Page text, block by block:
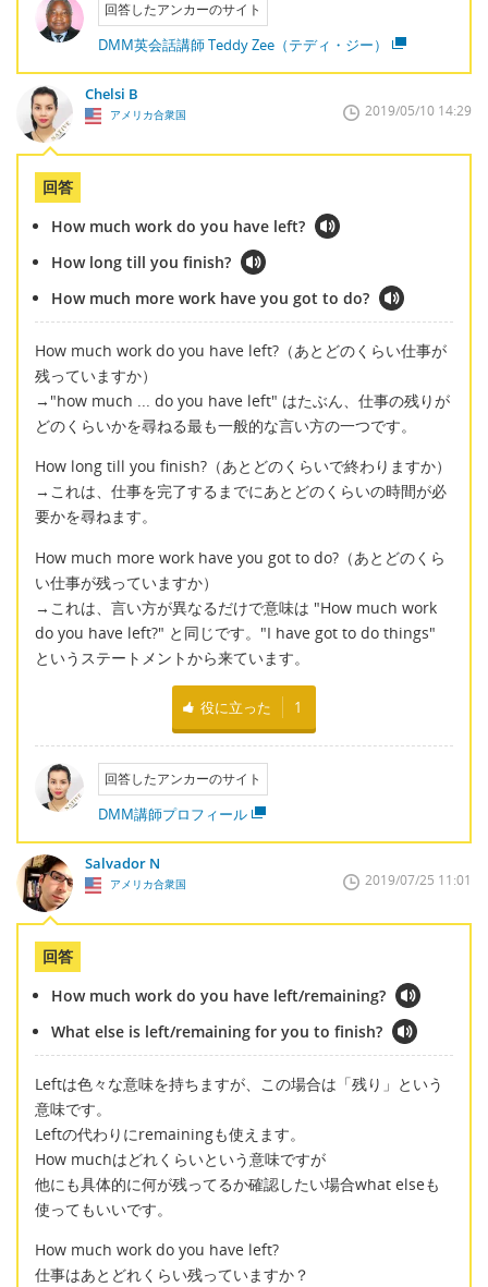
回答したアンカーのサイト
DMM英会話講師 Teddy Zee（テディ・ジー）
Chelsi B
アメリカ合衆国 2019/05/10 14:29
回答
How much work do you have left?
How long till you finish?
How much more work have you got to do?
How much work do you have left?（あとどのくらい仕事が
残っていますか）
→"how much ... do you have left" はたぶん、仕事の残りが
どのくらいかを尋ねる最も一般的な言い方の一つです。
How long till you finish?（あとどのくらいで終わりますか）
→これは、仕事を完了するまでにあとどのくらいの時間が必
要かを尋ねます。
How much more work have you got to do?（あとどのくら
い仕事が残っていますか）
→これは、言い方が異なるだけで意味は "How much work
do you have left?" と同じです。"I have got to do things"
というステートメントから来ています。
役に立った 1
回答したアンカーのサイト
DMM講師プロフィール
Salvador N
アメリカ合衆国 2019/07/25 11:01
回答
How much work do you have left/remaining?
What else is left/remaining for you to finish?
Leftは色々な意味を持ちますが、この場合は「残り」という
意味です。
Leftの代わりにremainingも使えます。
How muchはどれくらいという意味ですが
他にも具体的に何が残ってるか確認したい場合what elseも
使ってもいいです。
How much work do you have left?
仕事はあとどれくらい残っていますか？